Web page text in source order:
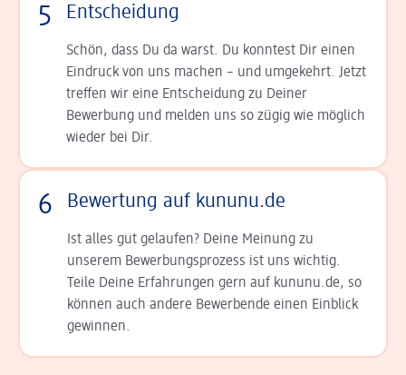
5 Entscheidung
Schön, dass Du da warst. Du konntest Dir einen
Ein­druck von uns machen – und umgekehrt. Jetzt
tref­fen wir eine Entscheidung zu Deiner
Bewerbung und melden uns so zügig wie möglich
wieder bei Dir.
6 Bewertung auf kununu.de
Ist alles gut gelaufen? Deine Meinung zu
unserem Bewerbungsprozess ist uns wichtig.
Teile Deine Erfahrungen gern auf kununu.de, so
können auch andere Bewerbende einen Einblick
gewinnen.